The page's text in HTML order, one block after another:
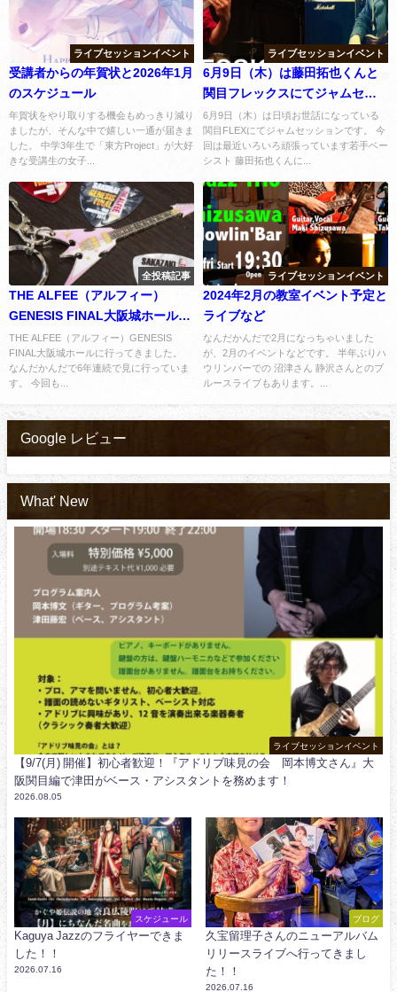
ライブセッションイベント
受講者からの年賀状と2026年1月
のスケジュール
年賀状をやり取りする機会もめっきり減り
ましたが、そんな中で嬉しい一通が届きま
した。 中学3年生で「東方Project」が大好
きな受講生の女子...
ライブセッションイベント
6月9日（木）は藤田拓也くんと
関目フレックスにてジャムセッ
ション
6月9日（木）は日頃お世話になっている
関目FLEXにてジャムセッションです。 今
回は最近いろいろ頑張っています若手ベー
シスト 藤田拓也くんに...
全投稿記事
THE ALFEE（アルフィー）
GENESIS FINAL大阪城ホールに
行ってきました。
THE ALFEE（アルフィー）GENESIS
FINAL大阪城ホールに行ってきました。
なんだかんだで6年連続で見に行っていま
す。 今回も...
ライブセッションイベント
2024年2月の教室イベント予定と
ライブなど
なんだかんだで2月になっちゃいました
が、2月のイベントなどです。 半年ぶりハ
ウリンバーでの 沼津さん 静沢さんとのブ
ルースライブもあります。...
Google レビュー
What' New
ライブセッションイベント
【9/7(月) 開催】初心者歓迎！『アドリブ味見の会 岡本博文さん』大
阪関目編で津田がベース・アシスタントを務めます！
2026.08.05
スケジュール
Kaguya Jazzのフライヤーできま
した！！
2026.07.16
ブログ
久宝留理子さんのニューアルバム
リリースライブへ行ってきまし
た！！
2026.07.16